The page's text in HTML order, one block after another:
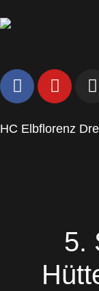
HC Elbflorenz
5.